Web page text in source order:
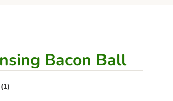
Bacon Ball